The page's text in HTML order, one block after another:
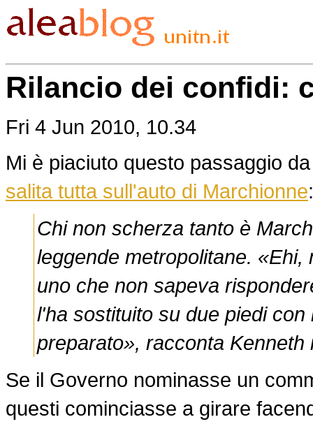
Rilancio dei confidi:
Fri 4 Jun 2010, 10.34
Mi è piaciuto questo passaggio
salita tutta sull'auto di Marchionne:
Chi non scherza tanto è
leggende metropolitane.
uno che non sapeva
l'ha sostituito su due piedi
preparato», racconta Kenneth
Se il Governo nominasse un
questi cominciasse a girare